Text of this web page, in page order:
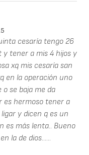
cesaría tengo 26
y tener a mis 4 hijos y
xq mis cesaría san
en la operación uno
se baja me da
es hermoso tener a
y dicen q es un
es más lenta.. Bueno
la de dios......